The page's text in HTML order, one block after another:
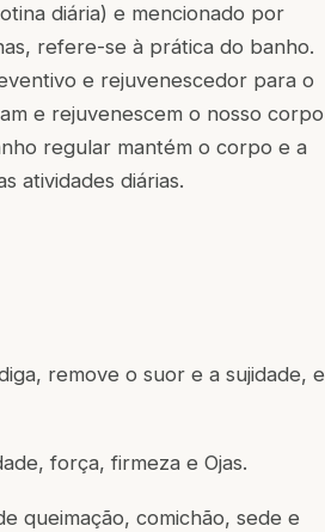
diária) e mencionado por
refere-se à prática do banho.
e rejuvenescedor para o
e rejuvenescem o nosso corpo
regular mantém o corpo e a
atividades diárias.
remove o suor e a sujidade, e
força, firmeza e Ojas.
queimação, comichão, sede e